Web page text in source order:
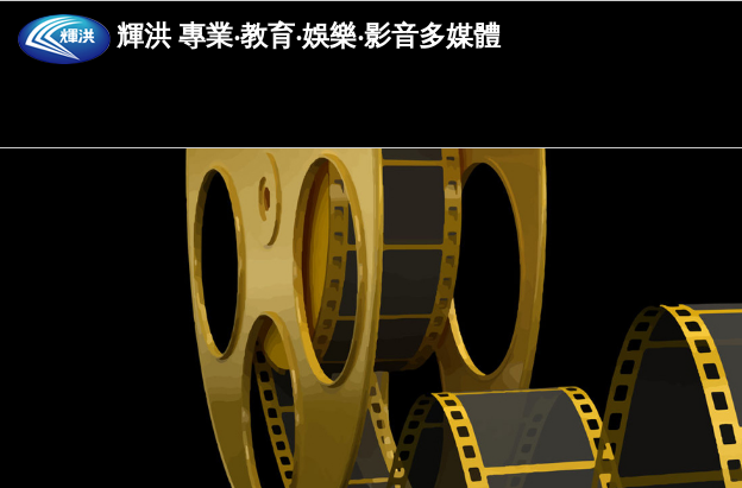
輝洪 專業‧教育‧娛樂‧影音多媒體